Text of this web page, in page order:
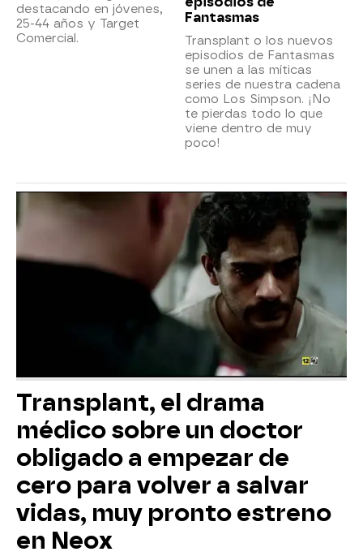
destacando en jóvenes,
25-44 años y Target
Comercial.
Fantasmas
Transplant o los nuevos
episodios de Fantasmas
se unen a las míticas
series de nuestra cadena
como Los Simpson. ¡No
te pierdas todo lo que
viene dentro de muy
poco!
Transplant, el drama
médico sobre un doctor
obligado a empezar de
cero para volver a salvar
vidas, muy pronto estreno
en Neox